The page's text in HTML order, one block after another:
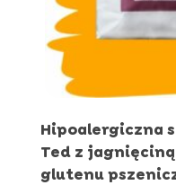
Hipoalergiczna
Ted z
glutenu